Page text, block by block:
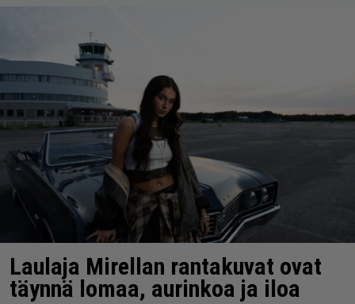
Laulaja Mirellan rantakuvat ovat
täynnä lomaa, aurinkoa ja iloa